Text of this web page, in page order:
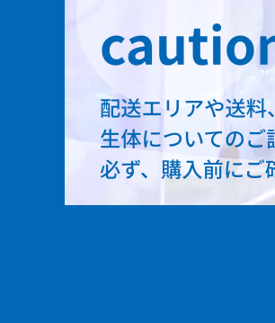
デルヘッジ
トゥジェルシー